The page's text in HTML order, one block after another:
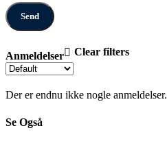
Anmeldelser Clear filters
Der er endnu ikke nogle anmeldelser.
Se Også